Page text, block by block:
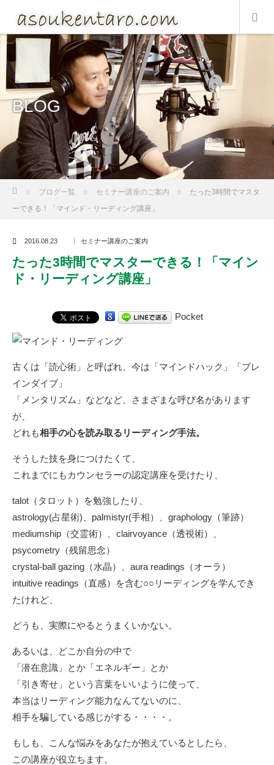
BLOG
ブログ一覧 セミナー講座のご案内
たった3時間でマスタ
ーできる！「マインド・リーディング講座」
2016.08.23 セミナー講座のご案内
たった3時間でマスターできる！「マイン
ド・リーディング講座」
Pocket
古くは「読心術」と呼ばれ、今は「マインドハック」「ブレ
インダイブ」
「メンタリズム」などなど、さまざまな呼び名があります
が、
どれも相手の心を読み取るリーディング手法。
そうした技を身につけたくて、
これまでにもカウンセラーの認定講座を受けたり、
talot（タロット）を勉強したり、
astrology(占星術)、palmistyr(手相）、graphology（筆跡）
mediumship（交霊術）、clairvoyance（透視術）、
psycometry（残留思念）
crystal-ball gazing（水晶）、aura readings（オーラ）
intuitive readings（直感）を含む○○リーディングを学んでき
たけれど、
どうも、実際にやるとうまくいかない。
あるいは、どこか自分の中で
「潜在意識」とか「エネルギー」とか
「引き寄せ」という言葉をいいように使って、
本当はリーディング能力なんてないのに、
相手を騙している感じがする・・・・。
もしも、こんな悩みをあなたが抱えているとしたら、
この講座が役立ちます。